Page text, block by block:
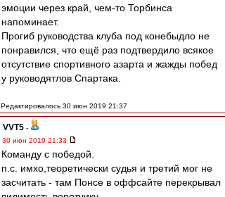
эмоции через край, чем-то Торбинса
напоминает.
Прогиб руководства клуба под конебыдло не
понравился, что ещё раз подтвердило всякое
отсутствие спортивного азарта и жажды побед
у руководятлов Спартака.
Редактировалось 30 июн 2019 21:37
VVT5 -
30 июн 2019 21:33
Команду с победой.
п.с. имхо,теоретически судья и третий мог не
засчитать - там Понсе в оффсайте перекрывал